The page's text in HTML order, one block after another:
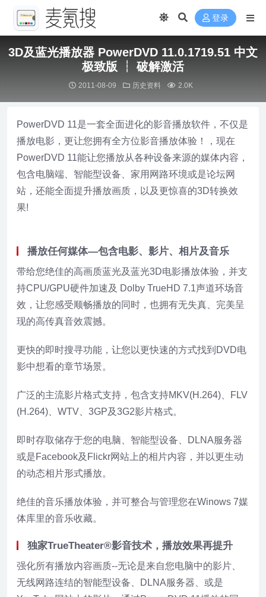
登录
3D及蓝光播放器 PowerDVD 11.0.1719.51 中文
极致版 ┆ 破解激活
2011-08-09 历史资料 2.0K
PowerDVD 11是一套全面进化的影音播放软件，不仅是
播放电影，更让您拥有全方位影音播放体验！，现在
PowerDVD 11能让您播放从各种设备来源的媒体内容，
包含电脑端、智能型设备、家用网路环境或是论坛网
站，还能全面提升播放画质，以及更惊喜的3D转换效
果!
播放任何媒体—包含电影、影片、相片及音乐
带给您绝佳的高画质蓝光及蓝光3D电影播放体验，并支
持CPU/GPU硬件加速及 Dolby TrueHD 7.1声道环场音
效，让您感受顺畅播放的同时，也拥有无失真、完美呈
现的高传真音效震撼。
更快的即时搜寻功能，让您以更快速的方式找到DVD电
影中想看的章节场景。
广泛的主流影片格式支持，包含支持MKV(H.264)、FLV
(H.264)、WTV、3GP及3G2影片格式。
即时存取储存于您的电脑、智能型设备、DLNA服务器
或是Facebook及Flickr网站上的相片内容，并以更生动
的动态相片形式播放。
绝佳的音乐播放体验，并可整合与管理您在Winows 7媒
体库里的音乐收藏。
独家TrueTheater®影音技术，播放效果再提升
强化所有播放内容画质--无论是来自您电脑中的影片、
无线网路连结的智能型设备、DLNA服务器、或是